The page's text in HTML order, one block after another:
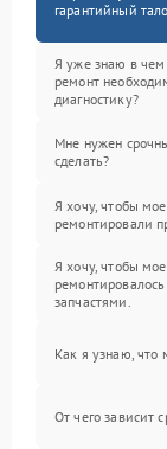
гарантийный
Я уже знаю в чем
ремонт
диагностику?
Мне нужен
сделать?
Я хочу, чтобы
ремонтировали
Я хочу, чтобы
запчастями.
Как я узнаю, что
От чего зависит